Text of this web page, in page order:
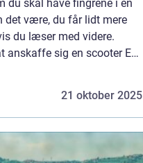
du skal have fingrene i en
det være, du får lidt mere
du læser med videre.
anskaffe sig en scooter En
21 oktober 2025